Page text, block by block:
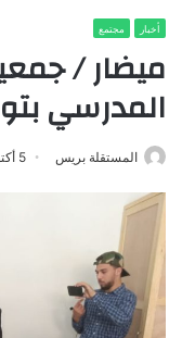
أخبار مجتمع
ميضار /
المدرسي
المستقلة بريس 5 أكتوبر، 2021